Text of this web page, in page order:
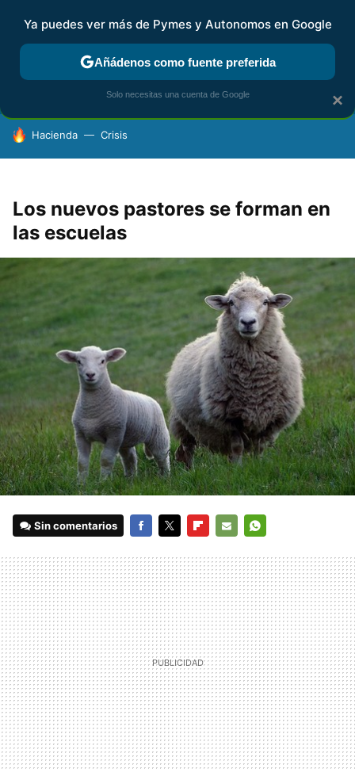
FISCALIDAD Y CONTABILIDAD KIT DIGITAL RENTA
HOY SE HABLA DE
Hacienda Crisis
Los nuevos pastores se forman en
las escuelas
Sin comentarios
MAIL
×
Ya puedes ver más de Pymes y Autonomos en Google
Añádenos como fuente preferida
Solo necesitas una cuenta de Google